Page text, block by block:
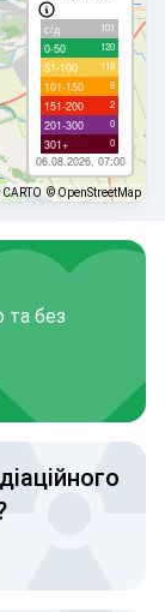
с/д 101
0-50 120
51-100 118
101-150 8
151-200 2
201-300 0
301+ 0
06.08.2026, 07:00
© OpenStreetMap
та без